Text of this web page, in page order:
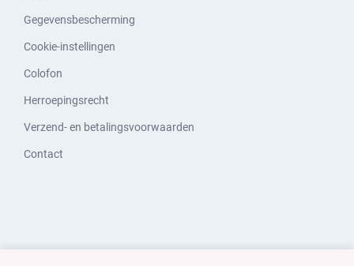
Gegevensbescherming
Cookie-instellingen
Colofon
Herroepingsrecht
Verzend- en betalingsvoorwaarden
Contact